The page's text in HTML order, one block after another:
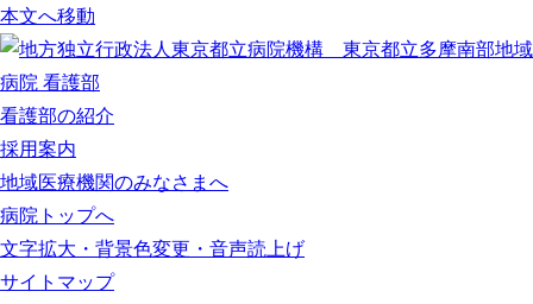
本文へ移動
看護部の紹介
採用案内
地域医療機関のみなさまへ
病院トップへ
文字拡大・背景色変更・音声読上げ
サイトマップ